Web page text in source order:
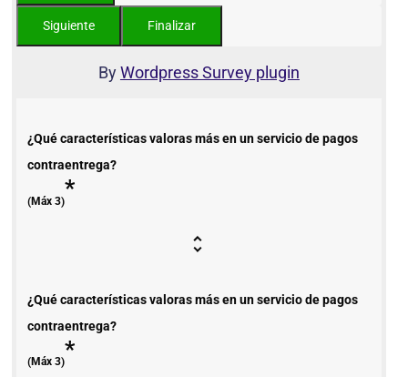
ByWordpress Survey plugin
¿Qué características valoras más en un servicio de pagos
contraentrega?
(Máx 3)*
¿Qué características valoras más en un servicio de pagos
contraentrega?
(Máx 3)*